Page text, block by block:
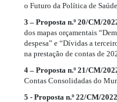
o Futuro da Política de
3 – Proposta n.º 20/CM/
dos mapas orçamentais
despesa” e “Dívidas a
na prestação de contas de
4 – Proposta n.º 21/CM/
Contas Consolidadas do
5 - Proposta n.º 22/CM/2022